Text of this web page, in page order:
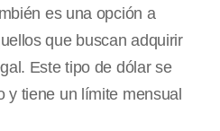
es una opción a
que buscan adquirir
Este tipo de dólar se
y tiene un límite mensual